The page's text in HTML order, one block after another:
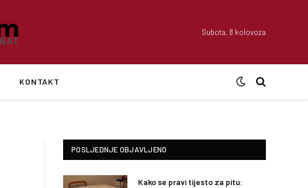
Subota, 8 kolovoza
KONTAKT
POSLJEDNJE OBJAVLJENO
Kako se pravi tijesto za pitu: